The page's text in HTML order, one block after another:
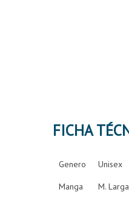
Genero Unisex
Manga M. Larga